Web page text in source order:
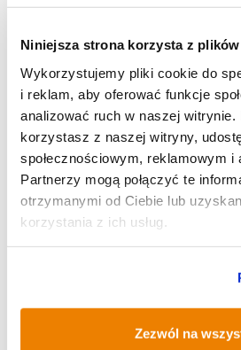
Niniejsza strona korzysta z
Wykorzystujemy pliki cookie do
i reklam, aby oferować funkcje
analizować ruch w naszej
korzystasz z naszej witryny,
społecznościowym, reklamowym i
Partnerzy mogą połączyć te
otrzymanymi od Ciebie lub
korzystania z ich usług.
Zezwól na
AKTUALNOŚCI
EKO WIADOMOŚCI
KULTURA